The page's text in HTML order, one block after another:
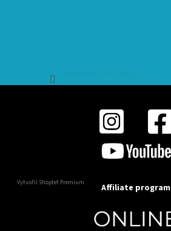
Vytvořil Shoptet Premium Affiliate program